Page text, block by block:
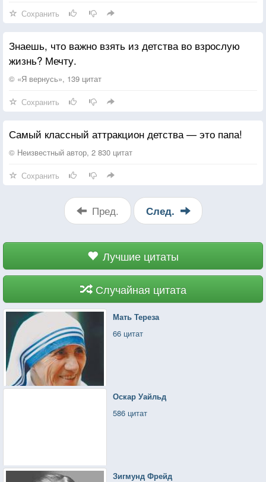
Сохранить
Знаешь, что важно взять из детства во взрослую
жизнь? Мечту.
© «Я вернусь», 139 цитат
Сохранить
Самый классный аттракцион детства — это папа!
© Неизвестный автор, 2 830 цитат
Сохранить
Пред. След.
Лучшие цитаты
Случайная цитата
Мать Тереза
66 цитат
Оскар Уайльд
586 цитат
Зигмунд Фрейд